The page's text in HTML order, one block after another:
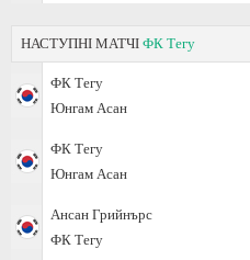
НАСТУПНІ МАТЧІ ФК Тегу
ФК Тегу
Юнгам Асан
ФК Тегу
Юнгам Асан
Ансан Грийнърс
ФК Тегу